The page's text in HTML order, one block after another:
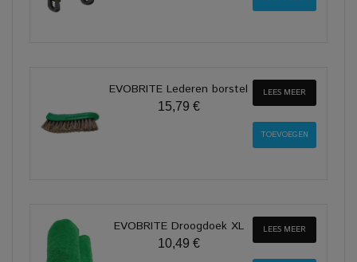
EVOBRITE Lederen borstel
15,79 €
LEES MEER
EVOBRITE Droogdoek XL
10,49 €
LEES MEER